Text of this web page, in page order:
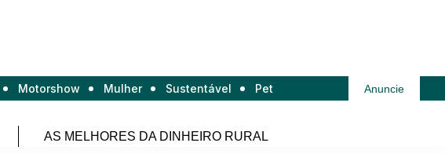
Motorshow Mulher Sustentável Pet Anuncie
AS MELHORES DA DINHEIRO RURAL